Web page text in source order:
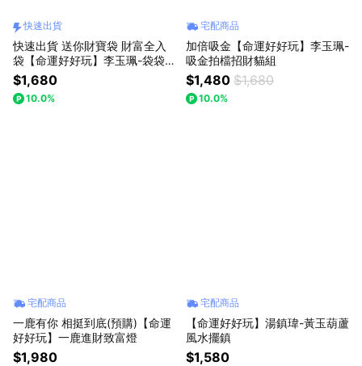
快速出貨
快速出貨 送你財寶袋 財富全入
袋【命運好好玩】李玉珮-袋袋有
財聚寶燈
$1,680
10.0%
宅配商品
加倍吸金【命運好好玩】李玉珮-
吸金拍檔招財貓組
$1,480 $1,680
10.0%
宅配商品
一鹿有你 相挺到底(預購)【命運
好好玩】一鹿進財致富燈
$1,980
宅配商品
【命運好好玩】湯鎮瑋-黃玉葫蘆
風水擺鎮
$1,580